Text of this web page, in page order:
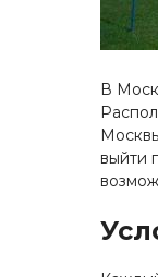
В
выйти